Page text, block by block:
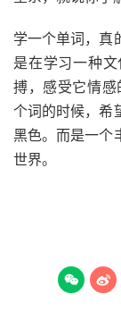
学一个单词，真
是在学习一种
搏，感受它情感
个词的时候，希
黑色。而是一个
世界。
 